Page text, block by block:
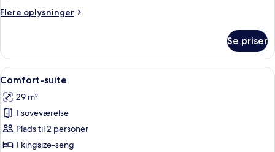
eller
Flere oplysninger
Flere
værelse
med
dobbeltseng
2
enkeltsenge
Se priser
Indlæs
alle
billeder
af
Comfort-
suite
Et soveværelse med en stor seng,
4
Comfort-suite
29 m²
1 soveværelse
Plads til 2 personer
1 kingsize-seng